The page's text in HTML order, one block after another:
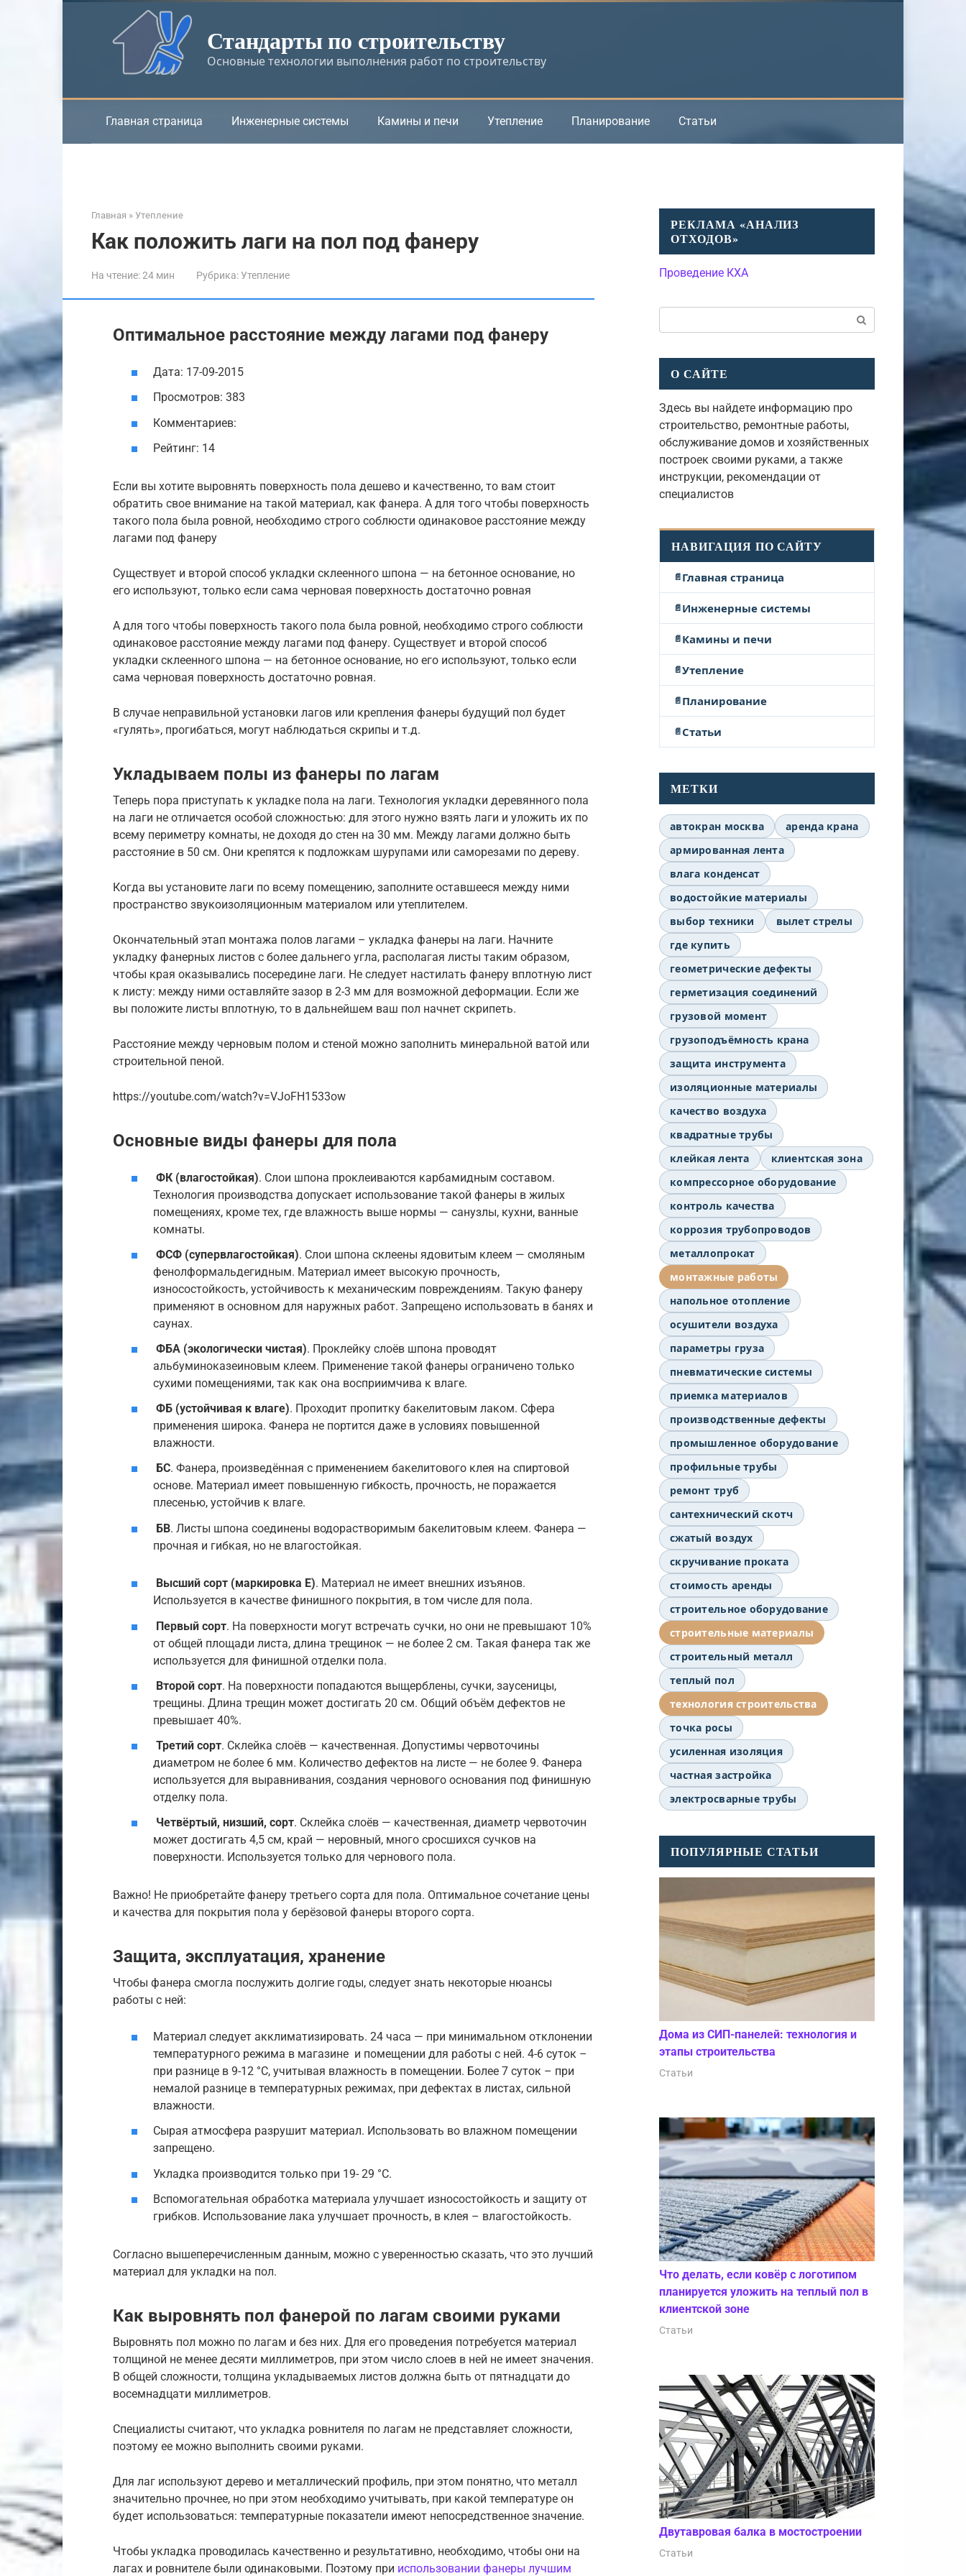
Стандарты по строительству
Основные технологии выполнения работ по строительству
Главная страница Инженерные системы Камины и печи Утепление Планирование Статьи
Главная » Утепление
Как положить лаги на пол под фанеру
На чтение:24 мин Рубрика:Утепление
Оптимальное расстояние между лагами под фанеру
Дата: 17-09-2015
Просмотров: 383
Комментариев:
Рейтинг: 14
Если вы хотите выровнять поверхность пола дешево и качественно, то вам стоит
обратить свое внимание на такой материал, как фанера. А для того чтобы поверхность
такого пола была ровной, необходимо строго соблюсти одинаковое расстояние между
лагами под фанеру
Существует и второй способ укладки склеенного шпона — на бетонное основание, но
его используют, только если сама черновая поверхность достаточно ровная
А для того чтобы поверхность такого пола была ровной, необходимо строго соблюсти
одинаковое расстояние между лагами под фанеру. Существует и второй способ
укладки склеенного шпона — на бетонное основание, но его используют, только если
сама черновая поверхность достаточно ровная.
В случае неправильной установки лагов или крепления фанеры будущий пол будет
«гулять», прогибаться, могут наблюдаться скрипы и т.д.
Укладываем полы из фанеры по лагам
Теперь пора приступать к укладке пола на лаги. Технология укладки деревянного пола
на лаги не отличается особой сложностью: для этого нужно взять лаги и уложить их по
всему периметру комнаты, не доходя до стен на 30 мм. Между лагами должно быть
расстояние в 50 см. Они крепятся к подложкам шурупами или саморезами по дереву.
Когда вы установите лаги по всему помещению, заполните оставшееся между ними
пространство звукоизоляционным материалом или утеплителем.
Окончательный этап монтажа полов лагами – укладка фанеры на лаги. Начните
укладку фанерных листов с более дальнего угла, располагая листы таким образом,
чтобы края оказывались посередине лаги. Не следует настилать фанеру вплотную лист
к листу: между ними оставляйте зазор в 2-3 мм для возможной деформации. Если же
вы положите листы вплотную, то в дальнейшем ваш пол начнет скрипеть.
Расстояние между черновым полом и стеной можно заполнить минеральной ватой или
строительной пеной.
https://youtube.com/watch?v=VJoFH1533ow
Основные виды фанеры для пола
ФК (влагостойкая). Слои шпона проклеиваются карбамидным составом.
Технология производства допускает использование такой фанеры в жилых
помещениях, кроме тех, где влажность выше нормы — санузлы, кухни, ванные
комнаты.
ФСФ (супервлагостойкая). Слои шпона склеены ядовитым клеем — смоляным
фенолформальдегидным. Материал имеет высокую прочность,
износостойкость, устойчивость к механическим повреждениям. Такую фанеру
применяют в основном для наружных работ. Запрещено использовать в банях и
саунах.
ФБА (экологически чистая). Проклейку слоёв шпона проводят
альбуминоказеиновым клеем. Применение такой фанеры ограничено только
сухими помещениями, так как она восприимчива к влаге.
ФБ (устойчивая к влаге). Проходит пропитку бакелитовым лаком. Сфера
применения широка. Фанера не портится даже в условиях повышенной
влажности.
БС. Фанера, произведённая с применением бакелитового клея на спиртовой
основе. Материал имеет повышенную гибкость, прочность, не поражается
плесенью, устойчив к влаге.
БВ. Листы шпона соединены водорастворимым бакелитовым клеем. Фанера —
прочная и гибкая, но не влагостойкая.
Высший сорт (маркировка Е). Материал не имеет внешних изъянов.
Используется в качестве финишного покрытия, в том числе для пола.
Первый сорт. На поверхности могут встречать сучки, но они не превышают 10%
от общей площади листа, длина трещинок — не более 2 см. Такая фанера так же
используется для финишной отделки пола.
Второй сорт. На поверхности попадаются выщерблены, сучки, заусеницы,
трещины. Длина трещин может достигать 20 см. Общий объём дефектов не
превышает 40%.
Третий сорт. Склейка слоёв — качественная. Допустимы червоточины
диаметром не более 6 мм. Количество дефектов на листе — не более 9. Фанера
используется для выравнивания, создания чернового основания под финишную
отделку пола.
Четвёртый, низший, сорт. Склейка слоёв — качественная, диаметр червоточин
может достигать 4,5 см, край — неровный, много сросшихся сучков на
поверхности. Используется только для чернового пола.
Важно! Не приобретайте фанеру третьего сорта для пола. Оптимальное сочетание цены
и качества для покрытия пола у берёзовой фанеры второго сорта.
Защита, эксплуатация, хранение
Чтобы фанера смогла послужить долгие годы, следует знать некоторые нюансы
работы с ней:
Материал следует акклиматизировать. 24 часа — при минимальном отклонении
температурного режима в магазине и помещении для работы с ней. 4-6 суток –
при разнице в 9-12 °C, учитывая влажность в помещении. Более 7 суток – при
немалой разнице в температурных режимах, при дефектах в листах, сильной
влажности.
Сырая атмосфера разрушит материал. Использовать во влажном помещении
запрещено.
Укладка производится только при 19- 29 °C.
Вспомогательная обработка материала улучшает износостойкость и защиту от
грибков. Использование лака улучшает прочность, в клея – влагостойкость.
Согласно вышеперечисленным данным, можно с уверенностью сказать, что это лучший
материал для укладки на пол.
Как выровнять пол фанерой по лагам своими руками
Выровнять пол можно по лагам и без них. Для его проведения потребуется материал
толщиной не менее десяти миллиметров, при этом число слоев в ней не имеет значения.
В общей сложности, толщина укладываемых листов должна быть от пятнадцати до
восемнадцати миллиметров.
Специалисты считают, что укладка ровнителя по лагам не представляет сложности,
поэтому ее можно выполнить своими руками.
Для лаг используют дерево и металлический профиль, при этом понятно, что металл
значительно прочнее, но при этом необходимо учитывать, при какой температуре он
будет использоваться: температурные показатели имеют непосредственное значение.
Чтобы укладка проводилась качественно и результативно, необходимо, чтобы они на
лагах и ровнителе были одинаковыми. Поэтому при использовании фанеры лучшим
РЕКЛАМА «АНАЛИЗ
ОТХОДОВ»
Проведение КХА
О САЙТЕ
Здесь вы найдете информацию про
строительство, ремонтные работы,
обслуживание домов и хозяйственных
построек своими руками, а также
инструкции, рекомендации от
специалистов
НАВИГАЦИЯ ПО САЙТУ
Главная страница
Инженерные системы
Камины и печи
Утепление
Планирование
Статьи
МЕТКИ
автокран москва
аренда крана
армированная лента
влага конденсат
водостойкие материалы
выбор техники
вылет стрелы
где купить
геометрические дефекты
герметизация соединений
грузовой момент
грузоподъёмность крана
защита инструмента
изоляционные материалы
качество воздуха
квадратные трубы
клейкая лента
клиентская зона
компрессорное оборудование
контроль качества
коррозия трубопроводов
металлопрокат
монтажные работы
напольное отопление
осушители воздуха
параметры груза
пневматические системы
приемка материалов
производственные дефекты
промышленное оборудование
профильные трубы
ремонт труб
сантехнический скотч
сжатый воздух
скручивание проката
стоимость аренды
строительное оборудование
строительные материалы
строительный металл
теплый пол
технология строительства
точка росы
усиленная изоляция
частная застройка
электросварные трубы
ПОПУЛЯРНЫЕ СТАТЬИ
Дома из СИП-панелей: технология и
этапы строительства
Статьи
Что делать, если ковёр с логотипом
планируется уложить на теплый пол в
клиентской зоне
Статьи
Двутавровая балка в мостостроении
Статьи